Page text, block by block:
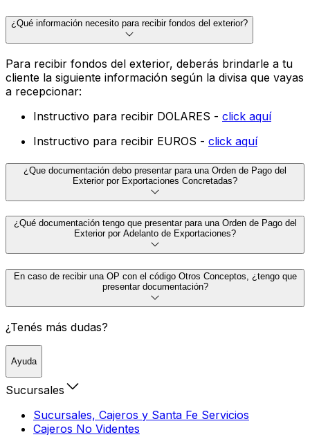
¿Qué información necesito para recibir fondos del exterior?
Para recibir fondos del exterior, deberás brindarle a tu
cliente la siguiente información según la divisa que vayas
a recepcionar:
Instructivo para recibir DOLARES - click aquí
Instructivo para recibir EUROS - click aquí
¿Que documentación debo presentar para una Orden de Pago del
Exterior por Exportaciones Concretadas?
¿Qué documentación tengo que presentar para una Orden de Pago del
Exterior por Adelanto de Exportaciones?
En caso de recibir una OP con el código Otros Conceptos, ¿tengo que
presentar documentación?
¿Tenés más dudas?
Ayuda
Sucursales
Sucursales, Cajeros y Santa Fe Servicios
Cajeros No Videntes